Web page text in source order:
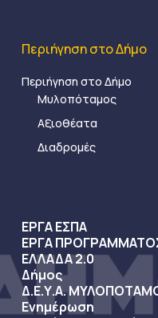
Περιήγηση στο Δήμο
Περιήγηση στο Δήμο
Μυλοπόταμος
Αξιοθέατα
Διαδρομές
ΕΡΓΑ ΕΣΠΑ
ΕΡΓΑ
ΕΛΛΑΔΑ 2.0
Δήμος
Δ.Ε.Υ.Α.
Ενημέρωση